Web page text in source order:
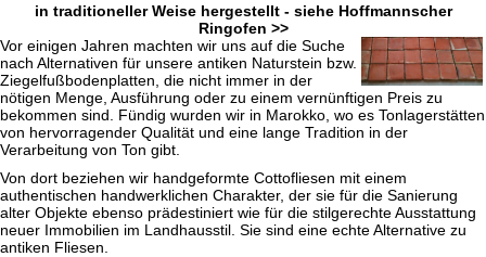
in traditioneller Weise hergestellt - siehe Hoffmannscher
Ringofen >>
Vor einigen Jahren machten wir uns auf die Suche
nach Alternativen für unsere antiken Naturstein bzw.
Ziegelfußbodenplatten, die nicht immer in der
nötigen Menge, Ausführung oder zu einem vernünftigen Preis zu
bekommen sind. Fündig wurden wir in Marokko, wo es Tonlagerstätten
von hervorragender Qualität und eine lange Tradition in der
Verarbeitung von Ton gibt.
Von dort beziehen wir handgeformte Cottofliesen mit einem
authentischen handwerklichen Charakter, der sie für die Sanierung
alter Objekte ebenso prädestiniert wie für die stilgerechte Ausstattung
neuer Immobilien im Landhausstil. Sie sind eine echte Alternative zu
antiken Fliesen.